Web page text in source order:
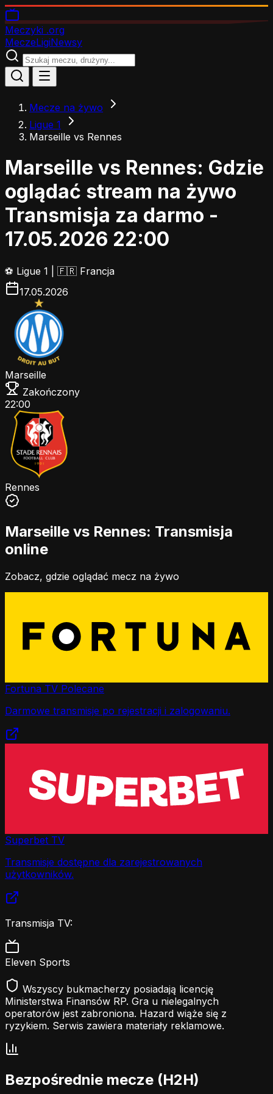
Meczyki .org
MeczeLigiNewsy
Mecze na żywo
Ligue 1
Marseille vs Rennes
Marseille vs Rennes: Gdzie
oglądać stream na żywo
Transmisja za darmo -
17.05.2026 22:00
⚽ Ligue 1
🇫🇷 Francja
17.05.2026
Marseille
Zakończony
22:00
Rennes
Marseille vs Rennes: Transmisja
online
Zobacz, gdzie oglądać mecz na żywo
Fortuna TV Polecane
Darmowe transmisje po rejestracji i zalogowaniu.
Superbet TV
Transmisje dostępne dla zarejestrowanych
użytkowników.
Transmisja TV:
Eleven Sports
Wszyscy bukmacherzy posiadają licencję
Ministerstwa Finansów RP. Gra u nielegalnych
operatorów jest zabroniona. Hazard wiąże się z
ryzykiem. Serwis zawiera materiały reklamowe.
Bezpośrednie mecze (H2H)